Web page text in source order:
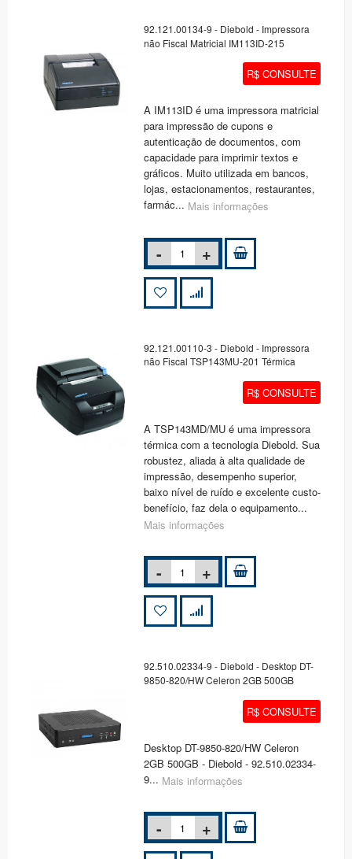
92.121.00134-9 - Diebold - Impressora
não Fiscal Matricial IM113ID-215
R$ CONSULTE
A IM113ID é uma impressora matricial
para impressão de cupons e
autenticação de documentos, com
capacidade para imprimir textos e
gráficos. Muito utilizada em bancos,
lojas, estacionamentos, restaurantes,
farmác... Mais informações
92.121.00110-3 - Diebold - Impressora
não Fiscal TSP143MU-201 Térmica
R$ CONSULTE
A TSP143MD/MU é uma impressora
térmica com a tecnologia Diebold. Sua
robustez, aliada à alta qualidade de
impressão, desempenho superior,
baixo nível de ruído e excelente custo-
benefício, faz dela o equipamento...
Mais informações
92.510.02334-9 - Diebold - Desktop DT-
9850-820/HW Celeron 2GB 500GB
R$ CONSULTE
Desktop DT-9850-820/HW Celeron
2GB 500GB - Diebold - 92.510.02334-
9... Mais informações